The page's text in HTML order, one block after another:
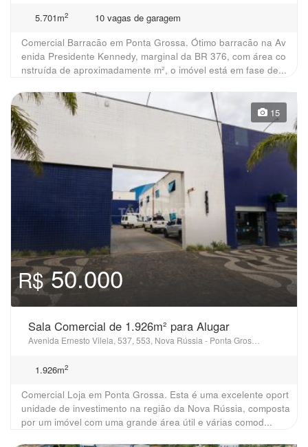
5.701m2
10 vagas de garagem
Comercial Barracão em Ponta Grossa. Ótimo barracão na Av
enida Presidente Kennedy, marginal da BR 376, com área co
nstruída de aproximadamente m², o imóvel está em fase de...
15
R$50.000
Sala Comercial de 1.926m² para Alugar
1.926m2
Comercial Loja em Ponta Grossa. Esta é uma excelente oport
unidade de investimento na região da Nova Rússia, composta
por um imóvel com uma grande área útil e várias comod...